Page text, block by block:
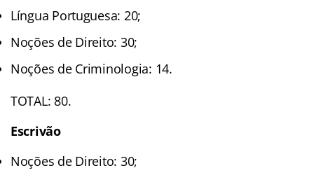
Língua Portuguesa: 20;
Noções de Direito: 30;
Noções de Criminologia: 14.
TOTAL: 80.
Escrivão
Noções de Direito: 30;